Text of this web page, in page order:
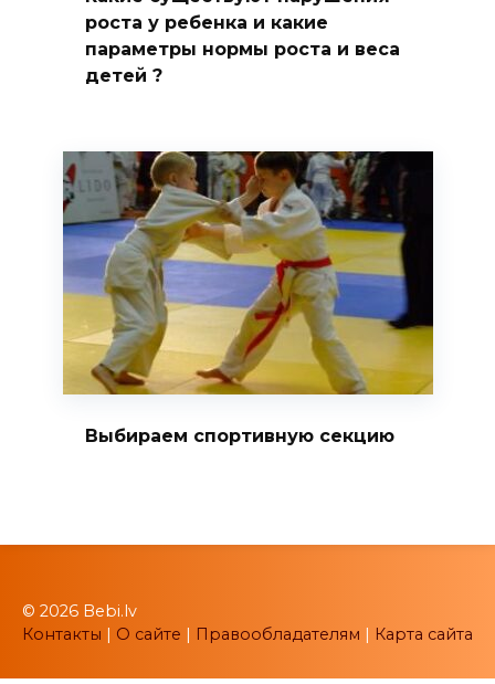
роста у ребенка и какие
параметры нормы роста и веса
детей ?
Выбираем спортивную секцию
© 2026 Bebi.lv
Контакты | О сайте | Правообладателям | Карта сайта